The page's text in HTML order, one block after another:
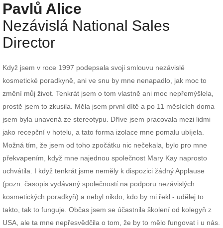
Pavlů Alice
Nezávislá National Sales
Director
Když jsem v roce 1997 podepsala svoji smlouvu nezávislé
kosmetické poradkyně, ani ve snu by mne nenapadlo, jak moc to
změní můj život. Tenkrát jsem o tom vlastně ani moc nepřemýšlela,
prostě jsem to zkusila. Měla jsem první dítě a po 11 měsících doma
jsem byla unavená ze stereotypu. Dříve jsem pracovala mezi lidmi
jako recepční v hotelu, a tato forma izolace mne pomalu ubíjela.
Možná tím, že jsem od toho zpočátku nic nečekala, bylo pro mne
překvapením, když mne najednou společnost Mary Kay naprosto
uchvátila. I když tenkrát jsme neměly k dispozici žádný Applause
(pozn. časopis vydávaný společností na podporu nezávislých
kosmetických poradkyň) a nebyl nikdo, kdo by mi řekl - udělej to
takto, tak to funguje. Občas jsem se účastnila školení od kolegyň z
USA, ale ta mne nepřesvědčila o tom, že by to mělo fungovat i u nás.